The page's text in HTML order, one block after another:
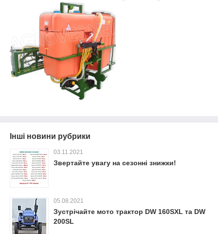
Інші новини рубрики
03.11.2021
Звертайте увагу на сезонні знижки!
05.08.2021
Зустрічайте мото трактор DW 160SXL та DW
200SL